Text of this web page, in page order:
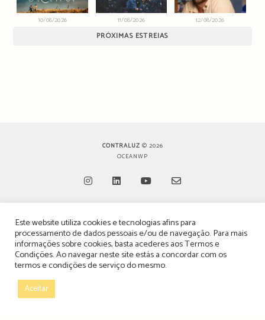
10/08/2026 11/08/2026 12/08/2026
PRÓXIMAS ESTREIAS
CONTRALUZ © 2026
OCEANWP
in
a
new
in
a
new
tab
in
a
new
in
a
new
TERMOS, CONDIÇÕES & POLÍTICA DE PRIVACIDADE
ESTATUTO EDITORIAL
POLÍTICA DE PUBLICIDADE E ANÚNCIOS
Este website utiliza cookies e tecnologias afins para
processamento de dados pessoais e/ou de navegação. Para mais
informações sobre cookies, basta acederes aosTermos e
Condições. Ao navegar neste site estás a concordar com os
termos e condições de serviço do mesmo.
Aceitar